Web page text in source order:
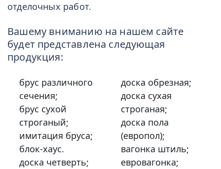
отделочных работ.
Вашему вниманию на нашем сайте
будет представлена следующая
продукция:
брус различного
сечения;
брус сухой
строганый;
имитация бруса;
блок-хаус.
доска четверть;
доска обрезная;
доска сухая
строганая;
доска пола
(европол);
вагонка штиль;
евровагонка;